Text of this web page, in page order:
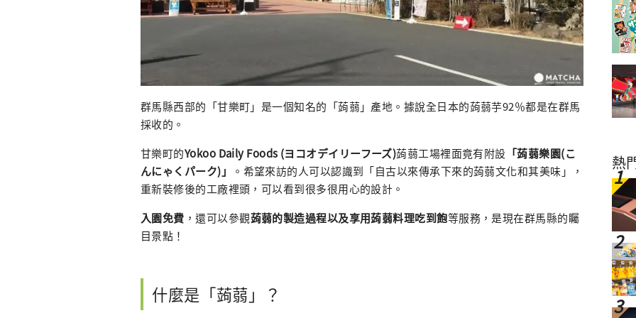
群馬縣西部的「甘樂町」是一個知名的「蒟蒻」產地。據說全日本的蒟蒻芋92％都是在群馬
採收的。
甘樂町的Yokoo Daily Foods (ヨコオデイリーフーズ)蒟蒻工場裡面竟有附設 「蒟蒻樂園(こ
んにゃくパーク)」
。希望來訪的人可以認識到「自古以來傳承下來的蒟蒻文化和其美味」，
重新裝修後的工廠裡頭，可以看到很多很用心的設計。
入園免費 ，還可以參觀蒟蒻的製造過程以及享用蒟蒻料理吃到飽等服務，是現在群馬縣的矚
目景點！
什麼是「蒟蒻」？
熱